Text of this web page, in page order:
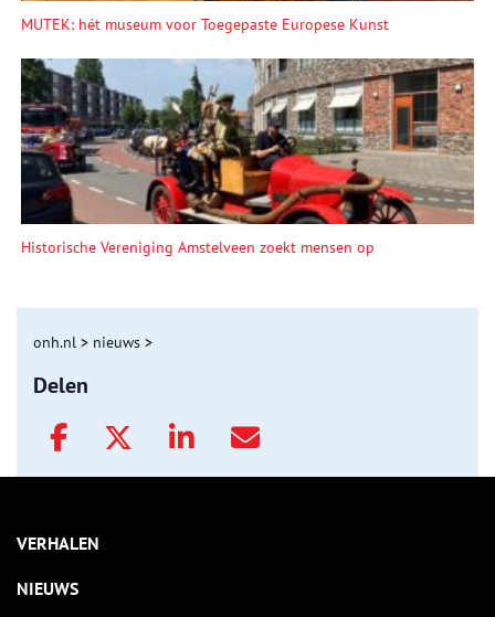
MUTEK: hét museum voor Toegepaste Europese Kunst
Historische Vereniging Amstelveen zoekt mensen op
onh.nl > nieuws >
Delen
VERHALEN
NIEUWS